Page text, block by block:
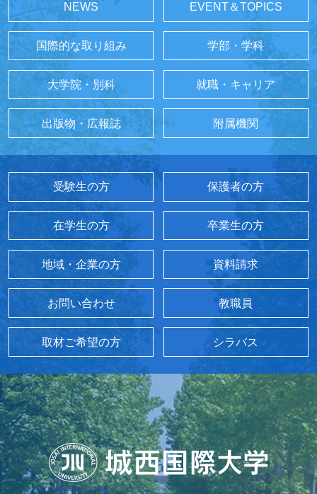
NEWS EVENT＆TOPICS
国際的な取り組み 学部・学科
大学院・別科 就職・キャリア
出版物・広報誌 附属機関
受験生の方 保護者の方
在学生の方 卒業生の方
地域・企業の方 資料請求
お問い合わせ 教職員
取材ご希望の方 シラバス